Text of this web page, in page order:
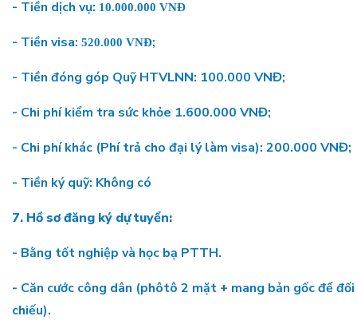
- Tiền dịch vụ: 10.000.000 VNĐ
- Tiền visa: 520.000 VNĐ;
- Tiền đóng góp Quỹ HTVLNN: 100.000 VNĐ;
- Chi phí kiểm tra sức khỏe 1.600.000 VNĐ;
- Chi phí khác (Phí trả cho đại lý làm visa): 200.000 VNĐ;
- Tiền ký quỹ: Không có
7. Hồ sơ đăng ký dự tuyển:
- Bằng tốt nghiệp và học bạ PTTH.
- Căn cước công dân (phôtô 2 mặt + mang bản gốc để đối
chiếu).